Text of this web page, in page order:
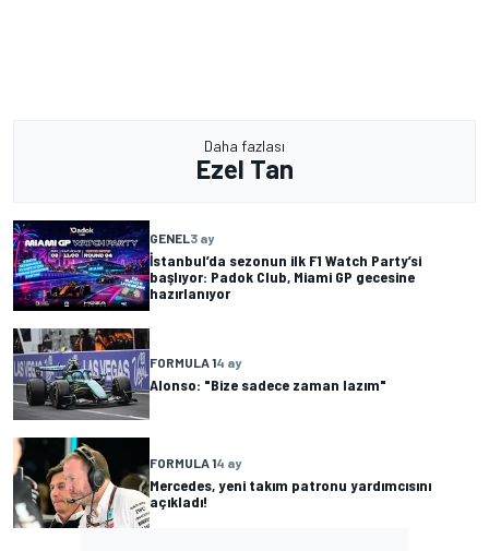
Daha fazlası
Ezel Tan
GENEL3 ay
İstanbul’da sezonun ilk F1 Watch Party’si
başlıyor: Padok Club, Miami GP gecesine
hazırlanıyor
FORMULA 14 ay
Alonso: "Bize sadece zaman lazım"
FORMULA 14 ay
Mercedes, yeni takım patronu yardımcısını
açıkladı!